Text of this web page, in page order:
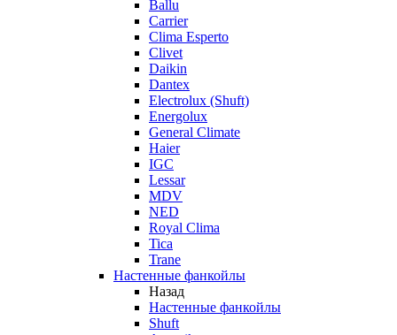
Ballu
Carrier
Clima Esperto
Clivet
Daikin
Dantex
Electrolux (Shuft)
Energolux
General Climate
Haier
IGC
Lessar
MDV
NED
Royal Clima
Tica
Trane
Настенные фанкойлы
Назад
Настенные фанкойлы
Shuft